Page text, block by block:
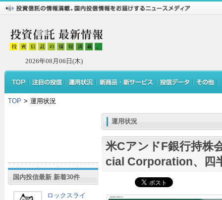
2026年08月06日(木)
TOP > 運用状況
国内投信最新 新着30件
ロックスライ
運用状況
米CアンドF銀行持株
cial Corporation、四